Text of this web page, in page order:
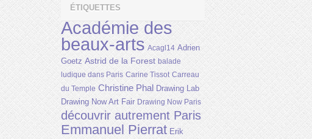
ÉTIQUETTES
Académie des
beaux-arts Acagl14 Adrien
Goetz Astrid de la Forest balade
ludique dans Paris Carine Tissot Carreau
du Temple Christine Phal Drawing Lab
Drawing Now Art Fair Drawing Now Paris
découvrir autrement Paris
Emmanuel Pierrat Erik